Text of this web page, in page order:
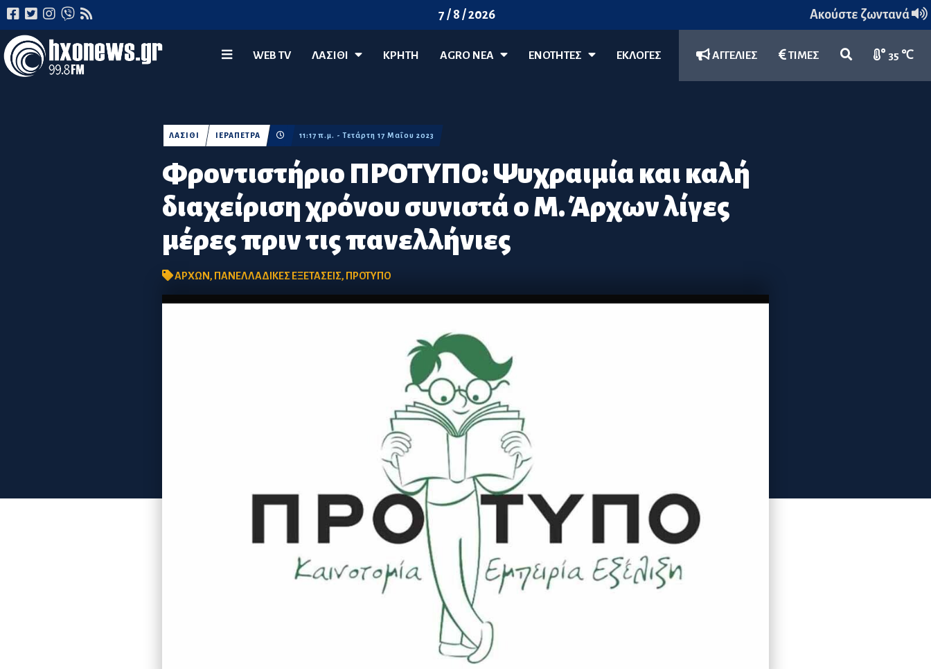
7 / 8 / 2026 Ακούστε ζωντανά
WEB TV ΛΑΣΊΘΙ ΚΡΗΤΗ AGRO ΝΈΑ ΕΝΟΤΗΤΕΣ ΕΚΛΟΓΕΣ ΑΓΓΕΛΙΕΣ ΤΙΜΕΣ 35 ℃
Φροντιστήριο ΠΡΟΤΥΠΟ: Ψυχραιμία και καλή
διαχείριση χρόνου συνιστά ο Μ. Άρχων λίγες
μέρες πριν τις πανελλήνιες
ΛΑΣΙΘΙ ΙΕΡΑΠΕΤΡΑ 11:17 π.μ. - Τετάρτη 17 Μαΐου 2023
ΑΡΧΩΝ, ΠΑΝΕΛΛΑΔΙΚΕΣ ΕΞΕΤΑΣΕΙΣ, ΠΡΟΤΥΠΟ